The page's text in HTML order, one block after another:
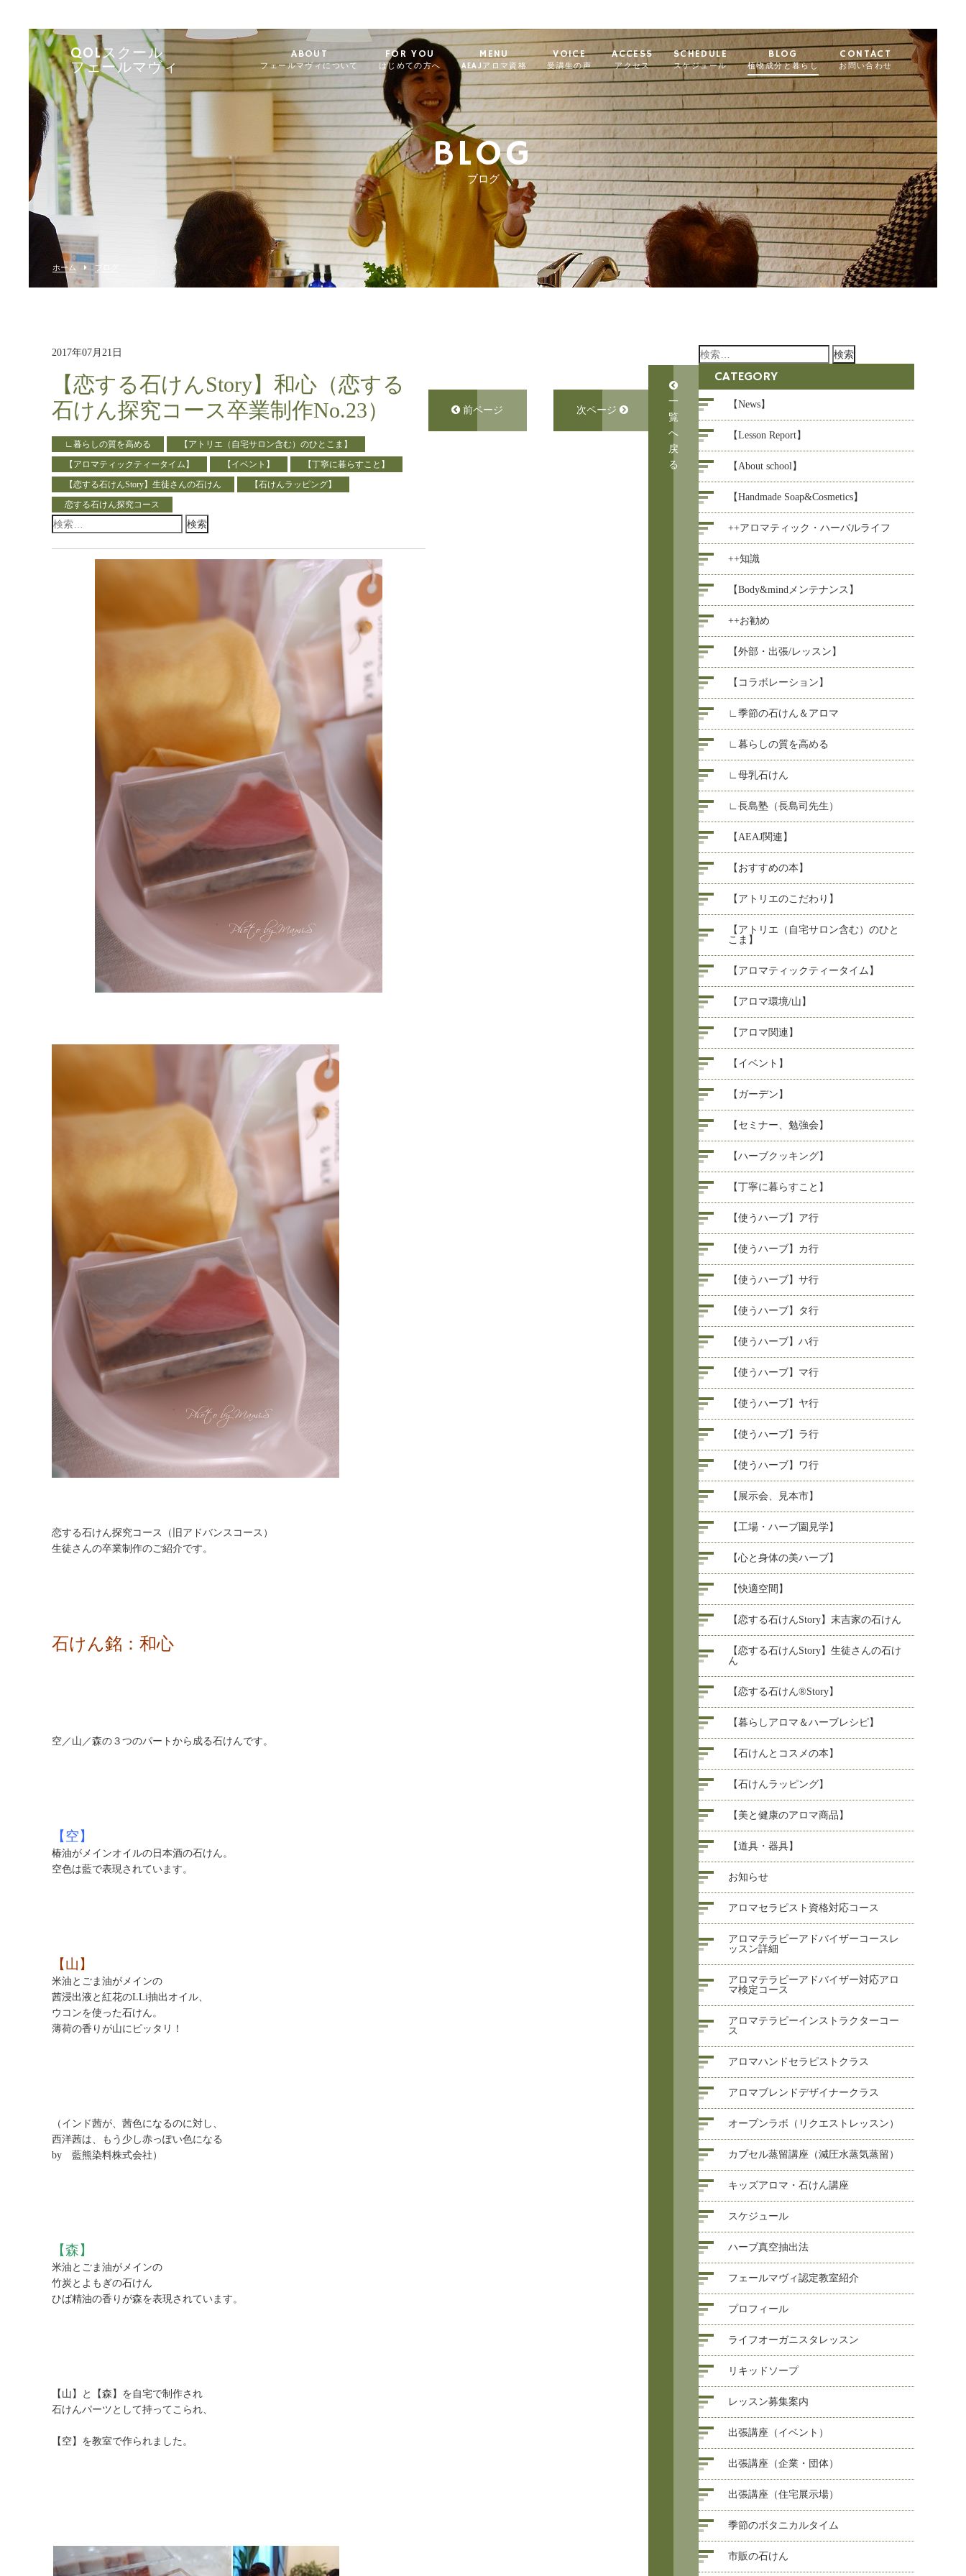
QOLスクール
フェールマヴィ
ABOUT
フェールマヴィについて
FOR YOU
はじめての方へ
MENU
AEAJアロマ資格
VOICE
受講生の声
ACCESS
アクセス
SCHEDULE
スケジュール
BLOG
植物成分と暮らし
CONTACT
お問い合わせ
BLOG
ブログ
ホーム ブログ
2017年07月21日
【恋する石けんStory】和心（恋する
石けん探究コース卒業制作No.23）
∟暮らしの質を高める
【アトリエ（自宅サロン含む）のひとこま】
【アロマティックティータイム】
【イベント】
【丁寧に暮らすこと】
【恋する石けんStory】生徒さんの石けん
【石けんラッピング】
恋する石けん探究コース
検
恋する石けん探究コース（旧アドバンスコース）
生徒さんの卒業制作のご紹介です。
石けん銘：和心
空／山／森の３つのパートから成る石けんです。
【空】
椿油がメインオイルの日本酒の石けん。
空色は藍で表現されています。
【山】
米油とごま油がメインの
茜浸出液と紅花のLLi抽出オイル、
ウコンを使った石けん。
薄荷の香りが山にピッタリ！
（インド茜が、茜色になるのに対し、
西洋茜は、もう少し赤っぽい色になる
by 藍熊染料株式会社）
【森】
米油とごま油がメインの
竹炭とよもぎの石けん
ひば精油の香りが森を表現されています。
【山】と【森】を自宅で制作され
石けんパーツとして持ってこられ、
【空】を教室で作られました。
前ページ 次ページ
一
覧
へ
戻
る
検
索:
CATEGORY
【News】
【Lesson Report】
【About school】
【Handmade Soap&Cosmetics】
++アロマティック・ハーバルライフ
++知識
【Body&mindメンテナンス】
++お勧め
【外部・出張/レッスン】
【コラボレーション】
∟季節の石けん＆アロマ
∟暮らしの質を高める
∟母乳石けん
∟長島塾（長島司先生）
【AEAJ関連】
【おすすめの本】
【アトリエのこだわり】
【アトリエ（自宅サロン含む）のひと
こま】
【アロマティックティータイム】
【アロマ環境/山】
【アロマ関連】
【イベント】
【ガーデン】
【セミナー、勉強会】
【ハーブクッキング】
【丁寧に暮らすこと】
【使うハーブ】ア行
【使うハーブ】カ行
【使うハーブ】サ行
【使うハーブ】タ行
【使うハーブ】ハ行
【使うハーブ】マ行
【使うハーブ】ヤ行
【使うハーブ】ラ行
【使うハーブ】ワ行
【展示会、見本市】
【工場・ハーブ園見学】
【心と身体の美ハーブ】
【快適空間】
【恋する石けんStory】末吉家の石けん
【恋する石けんStory】生徒さんの石け
ん
【恋する石けん®Story】
【暮らしアロマ＆ハーブレシピ】
【石けんとコスメの本】
【石けんラッピング】
【美と健康のアロマ商品】
【道具・器具】
お知らせ
アロマセラピスト資格対応コース
アロマテラピーアドバイザーコースレ
ッスン詳細
アロマテラピーアドバイザー対応アロ
マ検定コース
アロマテラピーインストラクターコー
ス
アロマハンドセラピストクラス
アロマブレンドデザイナークラス
オープンラボ（リクエストレッスン）
カプセル蒸留講座（減圧水蒸気蒸留）
キッズアロマ・石けん講座
スケジュール
ハーブ真空抽出法
フェールマヴィ認定教室紹介
プロフィール
ライフオーガニスタレッスン
リキッドソープ
レッスン募集案内
出張講座（イベント）
出張講座（企業・団体）
出張講座（住宅展示場）
季節のボタニカルタイム
市販の石けん